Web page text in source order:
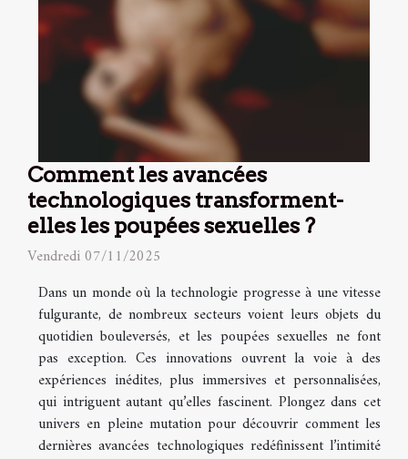
Comment les avancées
technologiques transforment-
elles les poupées sexuelles ?
Vendredi 07/11/2025
Dans un monde où la technologie progresse à une vitesse
fulgurante, de nombreux secteurs voient leurs objets du
quotidien bouleversés, et les poupées sexuelles ne font
pas exception. Ces innovations ouvrent la voie à des
expériences inédites, plus immersives et personnalisées,
qui intriguent autant qu’elles fascinent. Plongez dans cet
univers en pleine mutation pour découvrir comment les
dernières avancées technologiques redéfinissent l’intimité